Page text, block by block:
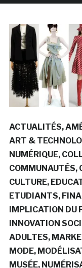
ACTUALITÉS
ART &
NUMÉRIQUE
COMMUNAUTÉS
CULTURE
ETUDIANTS
IMPLICATION DU
INNOVATION
ADULTES
MODE
MUSÉE